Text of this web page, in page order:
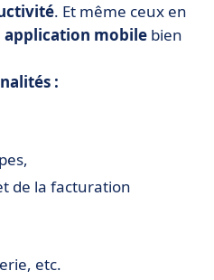
. Et même ceux en
application mobile bien
:
de la facturation
etc.